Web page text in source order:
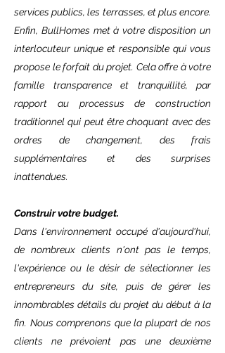
projet et choisit les matériaux de finition
pour sa maison.
N'oubliez pas que nous visualisons votre
maison en trois dimensions.
Offre:
Après l'achèvement du projet (la
conception de la maison est terminée et
les finitions sélectionnées), le bureau
administratif calcule le budget total de la
L'offre budgétaire faite avec
responsabilité, garantit un prix fixe pour
l'ensemble du processus.
services publics, les terrasses, et plus encore.
Enfin, BullHomes met à votre disposition un
interlocuteur unique et responsible qui vous
propose le forfait du projet. Cela offre à votre
famille transparence et tranquillité, par
rapport au processus de construction
traditionnel qui peut être choquant avec des
ordres de changement, des frais
supplémentaires et des surprises
inattendues.
Construir votre budget.
Dans l'environnement occupé d'aujourd'hui,
de nombreux clients n'ont pas le temps,
l'expérience ou le désir de sélectionner les
entrepreneurs du site, puis de gérer les
innombrables détails du projet du début à la
fin. Nous comprenons que la plupart de nos
clients ne prévoient pas une deuxième